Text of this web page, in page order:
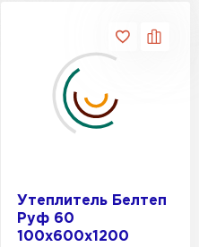
Утеплитель Белтеп
Руф 60
100х600х1200